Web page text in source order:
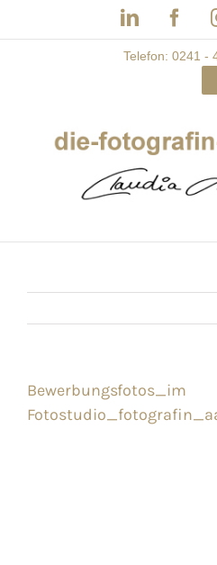
LinkedIn
Telefon: 0241 -
Bewerbungsfotos_im